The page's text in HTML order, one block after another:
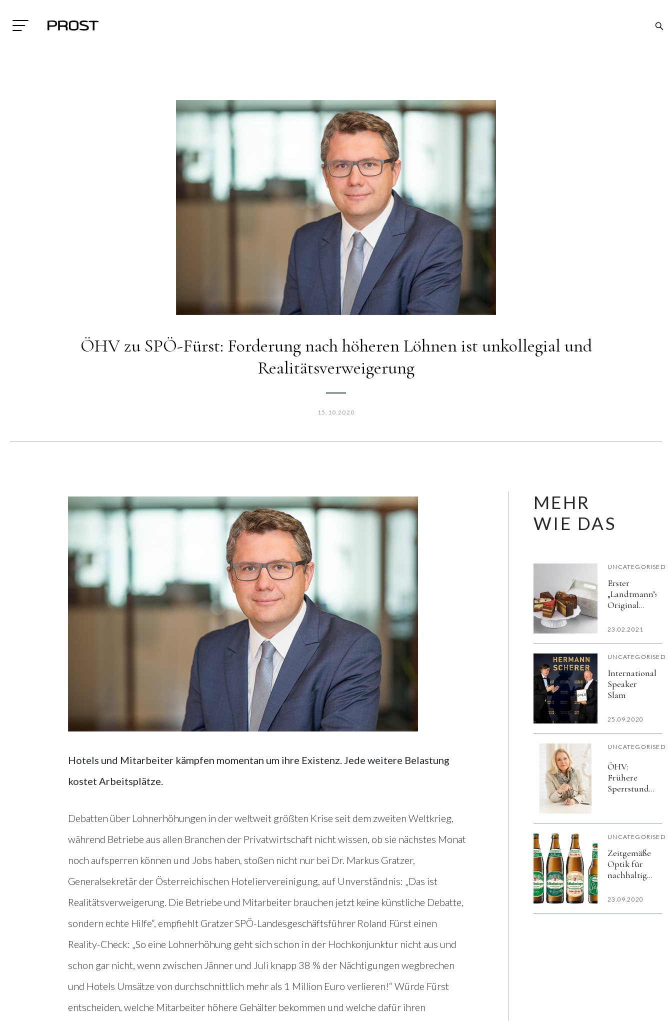
ÖHV zu SPÖ-Fürst: Forderung nach höheren Löhnen ist unkollegial und
Realitätsverweigerung
15.10.2020
Hotels und Mitarbeiter kämpfen momentan um ihre Existenz. Jede weitere Belastung
kostet Arbeitsplätze.
Debatten über Lohnerhöhungen in der weltweit größten Krise seit dem zweiten Weltkrieg,
während Betriebe aus allen Branchen der Privatwirtschaft nicht wissen, ob sie nächstes Monat
noch aufsperren können und Jobs haben, stoßen nicht nur bei Dr. Markus Gratzer,
Generalsekretär der Österreichischen Hoteliervereinigung, auf Unverständnis: „Das ist
Realitätsverweigerung. Die Betriebe und Mitarbeiter brauchen jetzt keine künstliche Debatte,
sondern echte Hilfe“, empfiehlt Gratzer SPÖ-Landesgeschäftsführer Roland Fürst einen
Reality-Check: „So eine Lohnerhöhung geht sich schon in der Hochkonjunktur nicht aus und
schon gar nicht, wenn zwischen Jänner und Juli knapp 38 % der Nächtigungen wegbrechen
und Hotels Umsätze von durchschnittlich mehr als 1 Million Euro verlieren!“ Würde Fürst
entscheiden, welche Mitarbeiter höhere Gehälter bekommen und welche dafür ihren
MEHR
WIE DAS
UNCATEGORISED
Erster
„Landtmann’s
Original
in Wien
23.02.2021
UNCATEGORISED
Internationaler
Speaker
Slam
25.09.2020
UNCATEGORISED
ÖHV:
Frühere
Sperrstunde
für das
Gastgewerbe
UNCATEGORISED
Zeitgemäße
Optik für
nachhaltige
Braukunst
23.09.2020